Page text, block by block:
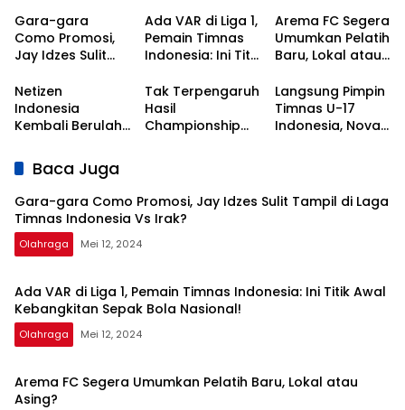
Gara-gara
Como Promosi,
Jay Idzes Sulit
Timnas
Indonesia Vs
Irak?
Ada VAR di Liga 1,
Pemain Timnas
Indonesia: Ini Titik
Kebangkitan
Sepak Bola
Nasional!
Arema FC Segera
Umumkan Pelatih
Baru, Lokal atau
Netizen
Indonesia
Kembali Berulah,
Asal Korea
Selatan
Tak Terpengaruh
Hasil
Championship
Kontrak Bojan
Hodak
Langsung Pimpin
Timnas U-17
Indonesia, Nova
yong
Baca Juga
Gara-gara Como Promosi, Jay Idzes Sulit Tampil di Laga
Timnas Indonesia Vs Irak?
Olahraga Mei 12, 2024
Ada VAR di Liga 1, Pemain Timnas Indonesia: Ini Titik Awal
Kebangkitan Sepak Bola Nasional!
Olahraga Mei 12, 2024
Arema FC Segera Umumkan Pelatih Baru, Lokal atau
Asing?